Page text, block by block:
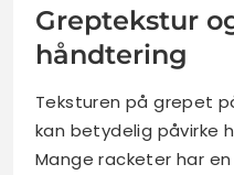
Greptekstur
håndtering
Teksturen på grepet
kan betydelig påvirke
Mange racketer har